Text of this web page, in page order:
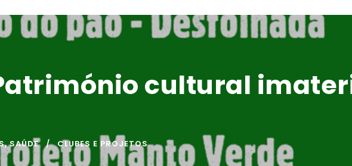
cultural
, SAÚDE CLUBES E PROJETOS